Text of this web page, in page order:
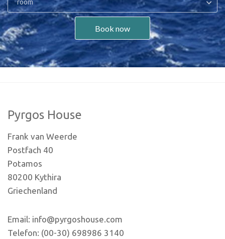
room
Book now
Pyrgos House
Frank van Weerde
Postfach 40
Potamos
80200 Kythira
Griechenland
Email: info@pyrgoshouse.com
Telefon: (00-30) 698986 3140